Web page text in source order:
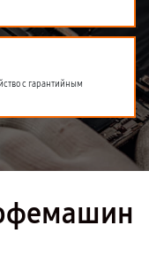
с гарантийным